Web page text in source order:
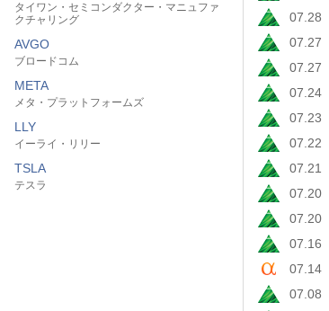
タイワン・セミコンダクター・マニュファ
クチャリング
AVGO
ブロードコム
META
メタ・プラットフォームズ
LLY
イーライ・リリー
TSLA
テスラ
07.28
07.27
07.27
07.24
07.23
07.22
07.21
07.20
07.20
07.16
07.14
07.08